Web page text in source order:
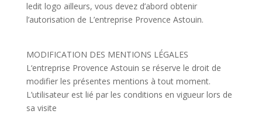
ledit logo ailleurs, vous devez d’abord obtenir
l’autorisation de L’entreprise Provence Astouin.
MODIFICATION DES MENTIONS LÉGALES
L‘entreprise Provence Astouin se réserve le droit de
modifier les présentes mentions à tout moment.
L’utilisateur est lié par les conditions en vigueur lors de
sa visite